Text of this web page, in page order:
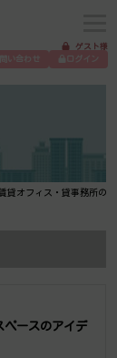
ゲスト様
問い合わせ
ログイン
貸オフィス・貸事務所の
ースのアイデ